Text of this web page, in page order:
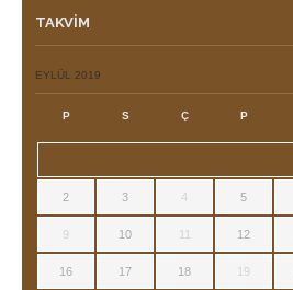
TAKVIM
EYLÜL 2019
P S Ç P
2 3 4 5
9 10 11 12
16 17 18 19